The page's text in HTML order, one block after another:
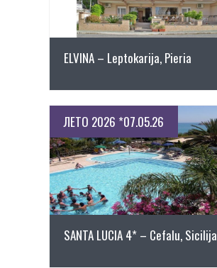
ELVINA – Leptokarija, Pieria
ЛЕТО 2026 *07.05.26
ПОВЕЌЕ ДЕТАЛИ
SANTA LUCIA 4* – Cefalu, Sicilija